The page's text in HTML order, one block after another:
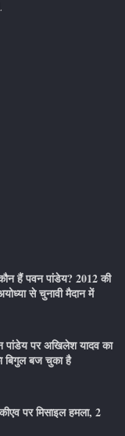
हैं पवन पांडेय? 2012 की
से चुनावी मैदान में
पांडेय पर अखिलेश यादव का
बिगुल बज चुका है
पर मिसाइल हमला, 2